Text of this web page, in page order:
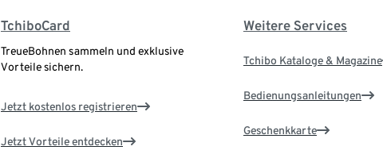
TchiboCard
TreueBohnen sammeln und exklusive
Vorteile sichern.
Jetzt kostenlos registrieren
Jetzt Vorteile entdecken
Weitere Services
Tchibo Kataloge & Magazine
Bedienungsanleitungen
Geschenkkarte